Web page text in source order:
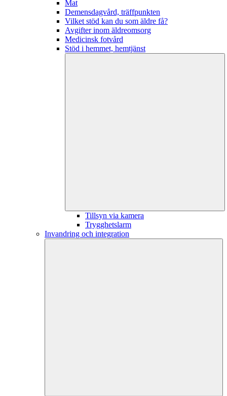
Mat
Demensdagvård, träffpunkten
Vilket stöd kan du som äldre få?
Avgifter inom äldreomsorg
Medicinsk fotvård
Stöd i hemmet, hemtjänst
Tillsyn via kamera
Trygghetslarm
Invandring och integration